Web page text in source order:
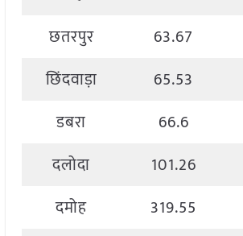
छतरपुर
63.67
छिंदवाड़ा
65.53
डबरा
66.6
दलोदा
101.26
दमोह
319.55